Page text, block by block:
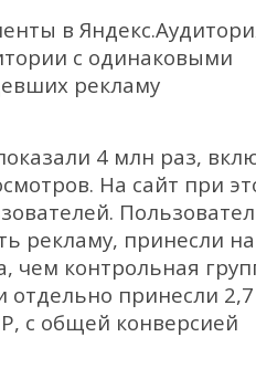
в
с одинаковыми
рекламу
4 млн раз,
На сайт при
рекламу, принесли
чем контрольная
отдельно принесли
с общей конверсией